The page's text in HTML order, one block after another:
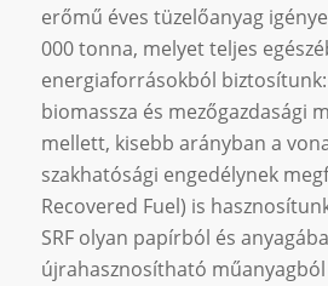
erőmű éves tüzelőanyag
000 tonna, melyet teljes
energiaforrásokból
biomassza és mezőgazdasági
mellett, kisebb arányban a
szakhatósági engedélynek
Recovered Fuel) is
SRF olyan papírból és
újrahasznosítható